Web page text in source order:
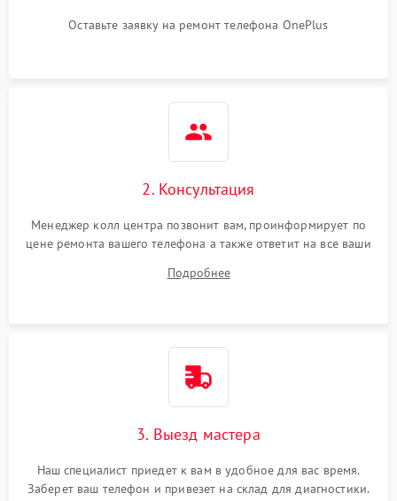
Оставьте заявку на ремонт телефона OnePlus
2. Консультация
Менеджер колл центра позвонит вам, проинформирует по
цене ремонта вашего телефона а также ответит на все ваши
Подробнее
3. Выезд мастера
Наш специалист приедет к вам в удобное для вас время.
Заберет ваш телефон и привезет на склад для диагностики.